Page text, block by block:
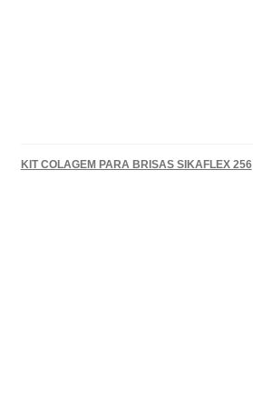
KIT COLAGEM PARA BRISAS SIKAFLEX 256